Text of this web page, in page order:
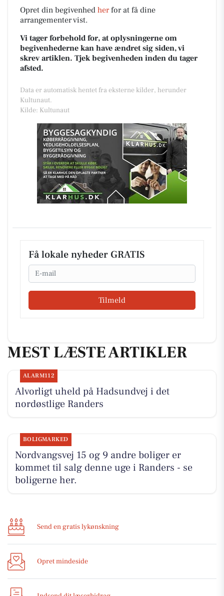
Opret din begivenhed herfor at få dine
arrangementer vist.
Vi tager forbehold for, at oplysningerne om
begivenhederne kan have ændret sig siden, vi
skrev artiklen. Tjek begivenheden inden du tager
afsted.
Data er automatisk hentet fra eksterne kilder, herunder
Kultunaut.
Kilde: Kultunaut
Få lokale nyheder GRATIS
Email
Tilmeld
MEST LÆSTE ARTIKLER
ALARM112
Alvorligt uheld på Hadsundvej i det
nordøstlige Randers
BOLIGMARKED
Nordvangsvej 15 og 9 andre boliger er
kommet til salg denne uge i Randers - se
boligerne her.
Send en gratis lykønskning
Opret mindeside